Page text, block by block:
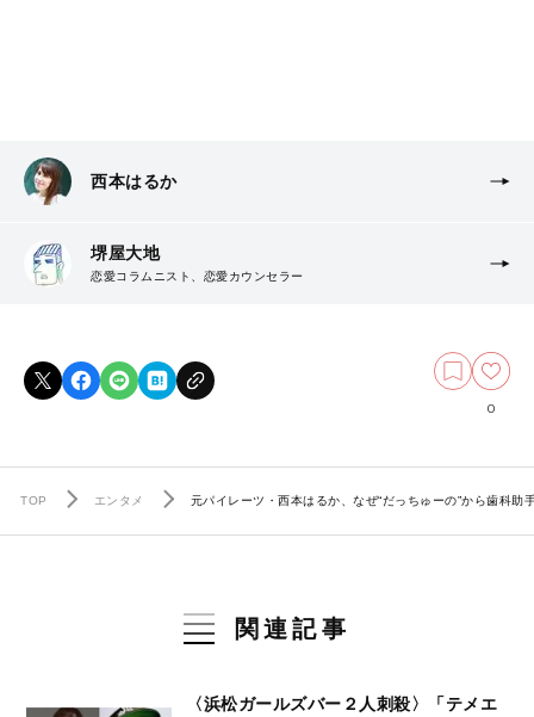
西本はるか
堺屋大地
恋愛コラムニスト、恋愛カウンセラー
0
TOP エンタメ 元パイレーツ・西本はるか、なぜ“だっちゅーの”から歯科
関連記事
〈浜松ガールズバー２人刺殺〉「テメエ